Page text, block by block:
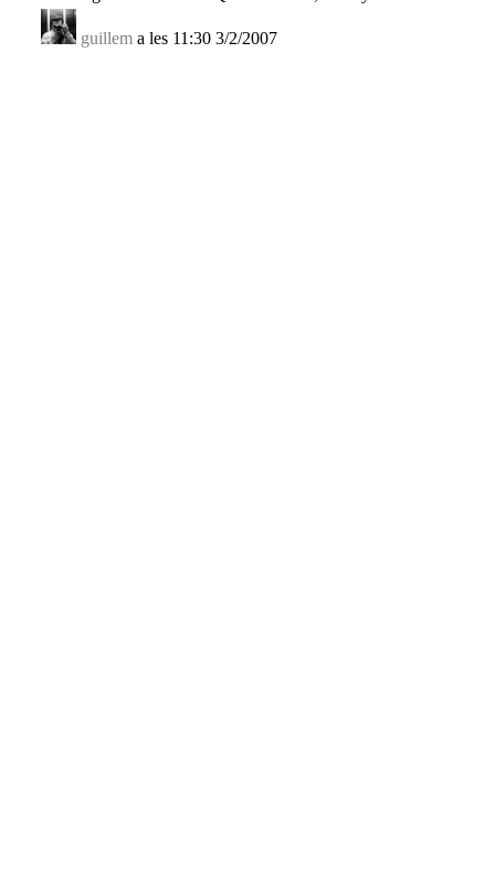
guillem a les 11:30 3/2/2007